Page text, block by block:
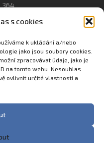
s cookies
k ukládání a/nebo
jako jsou soubory cookies.
zpracovávat údaje, jako je
na tomto webu. Nesouhlas
ovlivnit určité vlastnosti a
364
623 022
osobních údajů:
Březenecká 4808 430 04
filip.sikola@innone.cz